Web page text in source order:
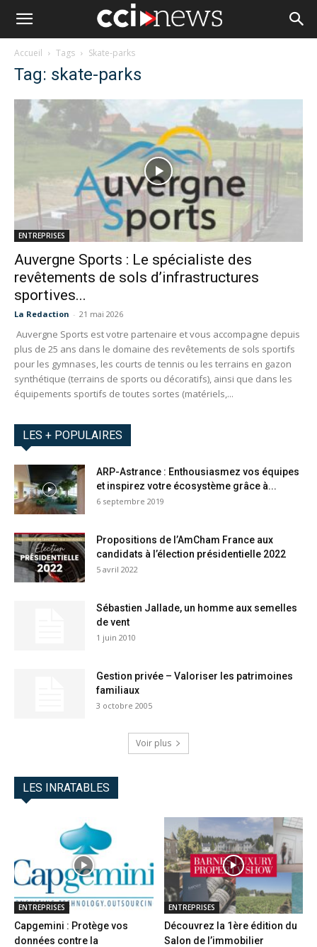
Accueil Tags Skate-parks
Tag: skate-parks
ENTREPRISES
Auvergne Sports : Le spécialiste des
revêtements de sols d’infrastructures
sportives...
La Redaction - 21 mai 2026
Auvergne Sports est votre partenaire et vous accompagne depuis
plus de 25 ans dans le domaine des revêtements de sols sportifs
pour les gymnases, les courts de tennis ou les terrains en gazon
synthétique (terrains de sports ou décoratifs), ainsi que dans les
équipements sportifs de toutes sortes (matériels,...
LES + POPULAIRES
ARP-Astrance : Enthousiasmez vos équipes
et inspirez votre écosystème grâce à...
6 septembre 2019
Propositions de l’AmCham France aux
candidats à l’élection présidentielle 2022
5 avril 2022
Sébastien Jallade, un homme aux semelles
de vent
1 juin 2010
Gestion privée – Valoriser les patrimoines
familiaux
3 octobre 2005
Voir plus
LES INRATABLES
ENTREPRISES
Capgemini : Protège vos
données contre la
ENTREPRISES
Découvrez la 1ère édition du
Salon de l’immobilier